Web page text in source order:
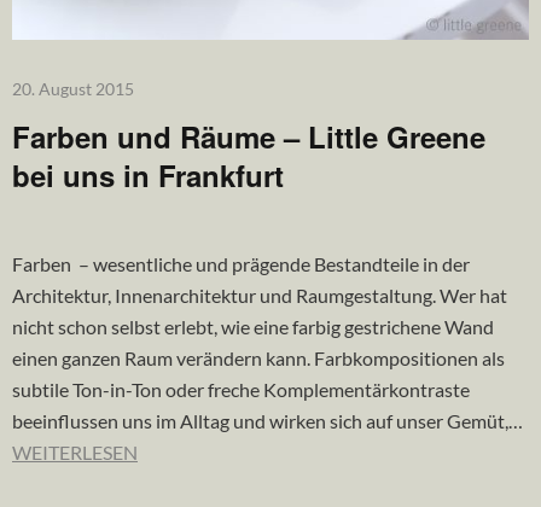
20. August 2015
Farben und Räume – Little Greene
bei uns in Frankfurt
Farben – wesentliche und prägende Bestandteile in der
Architektur, Innenarchitektur und Raumgestaltung. Wer hat
nicht schon selbst erlebt, wie eine farbig gestrichene Wand
einen ganzen Raum verändern kann. Farbkompositionen als
subtile Ton-in-Ton oder freche Komplementärkontraste
beeinflussen uns im Alltag und wirken sich auf unser Gemüt,…
WEITERLESEN